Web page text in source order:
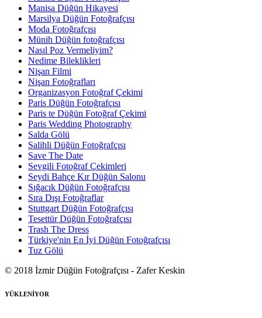
Manisa Düğün Hikayesi
Marsilya Düğün Fotoğrafçısı
Moda Fotoğrafçısı
Münih Düğün fotoğrafçısı
Nasıl Poz Vermeliyim?
Nedime Bileklikleri
Nişan Filmi
Nişan Fotoğrafları
Organizasyon Fotoğraf Çekimi
Paris Düğün Fotoğrafçısı
Paris te Düğün Fotoğraf Çekimi
Paris Wedding Photography
Salda Gölü
Salihli Düğün Fotoğrafçısı
Save The Date
Sevgili Fotoğraf Çekimleri
Seydi Bahçe Kır Düğün Salonu
Sığacık Düğün Fotoğrafçısı
Sıra Dışı Fotoğraflar
Stuttgart Düğün Fotoğrafçısı
Tesettür Düğün Fotoğrafçısı
Trash The Dress
Türkiye'nin En İyi Düğün Fotoğrafçısı
Tuz Gölü
© 2018 İzmir Düğün Fotoğrafçısı - Zafer Keskin
YÜKLENİYOR